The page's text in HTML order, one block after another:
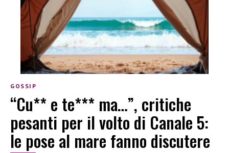
GOSSIP
“Cu** e te*** ma…”, critiche
pesanti per il volto di Canale 5:
le pose al mare fanno discutere